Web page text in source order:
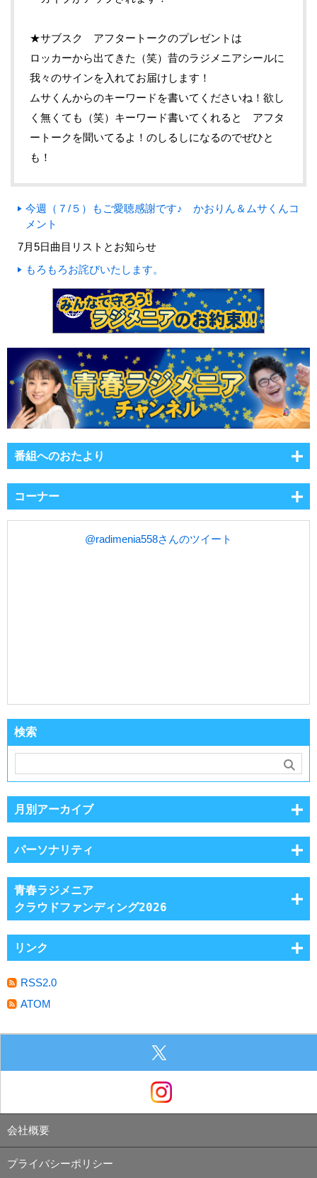
★サブスク アフタートークのプレゼントは
ロッカーから出てきた（笑）昔のラジメニアシールに
我々のサインを入れてお届けします！
ムサくんからのキーワードを書いてくださいね！欲し
く無くても（笑）キーワード書いてくれると アフタ
ートークを聞いてるよ！のしるしになるのでぜひと
も！
今週（７/５）もご愛聴感謝です♪ かおりん＆ムサくんコ
メント
7月5日曲目リストとお知らせ
もろもろお詫びいたします。
番組へのおたより
コーナー
@radimenia558さんのツイート
検索
月別アーカイブ
パーソナリティ
青春ラジメニア
クラウドファンディング2026
リンク
RSS2.0
ATOM
会社概要
プライバシーポリシー